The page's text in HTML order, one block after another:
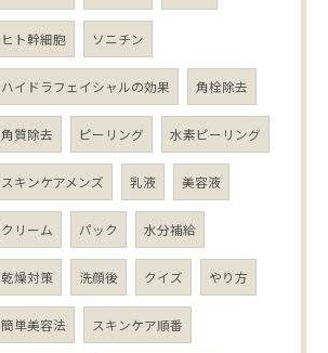
ヒト幹細胞 ソニチン
ハイドラフェイシャルの効果 角栓除去
角質除去 ピーリング 水素ピーリング
スキンケアメンズ 乳液 美容液
クリーム パック 水分補給
乾燥対策 洗顔後 クイズ やり方
簡単美容法 スキンケア順番